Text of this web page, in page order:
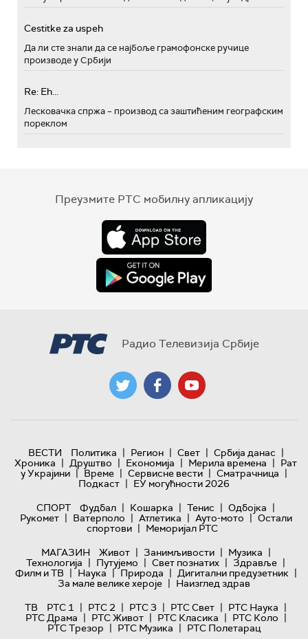
Cestitke za uspeh
Да ли сте знали да се најбоље грамофонске ручице
производе у Србији
Re: Eh...
Лесковачка спржа – производ са заштићеним географским
пореклом
Преузмите РТС мобилну апликацију
Радио Телевизија Србије
ВЕСТИ Политика | Регион | Свет | Србија данас |
Хроника | Друштво | Економија | Мерила времена | Рат
у Украјини | Време | Сервисне вести | Сматрачница |
Подкаст | ЕУ могућности 2026
СПОРТ
Фудбал | Кошарка | Тенис | Одбојка |
Рукомет | Ватерполо | Атлетика | Ауто-мото | Остали
спортови | Меморијал РТС
МАГАЗИН
Живот | Занимљивости | Музика |
Технологијa | Путујемо | Свет познатих | Здравље |
Филм и ТВ | Наука | Природа | Дигитални предузетник |
За мале велике хероје | Наизглед здрав
ТВ
РТС 1 | РТС 2 | РТС 3 | РТС Свет | РТС Наука |
РТС Драма | РТС Живот | РТС Класика | РТС Коло |
РТС Трезор | РТС Музика | РТС Полетарац